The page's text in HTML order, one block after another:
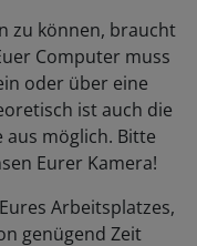
zu können, braucht
Computer muss
oder über eine
ist auch die
möglich. Bitte
Eurer Kamera!
Arbeitsplatzes,
genügend Zeit